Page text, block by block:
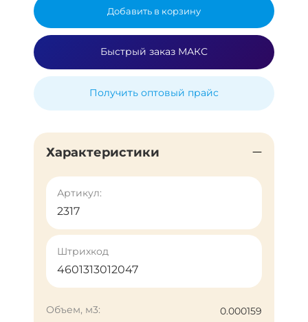
Добавить в корзину
Быстрый заказ МАКС
Получить оптовый прайс
Характеристики
Артикул:
2317
Штрихкод
4601313012047
Объем, м3:
0.000159